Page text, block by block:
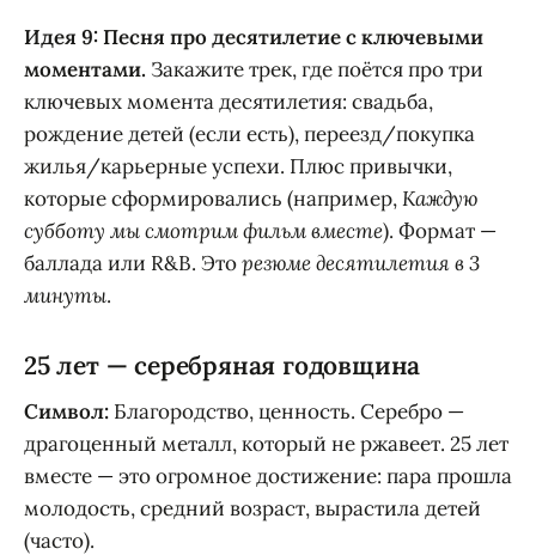
Идея 9: Песня про десятилетие с ключевыми
моментами. Закажите трек, где поётся про три
ключевых момента десятилетия: свадьба,
рождение детей (если есть), переезд/покупка
жилья/карьерные успехи. Плюс привычки,
которые сформировались (например,Каждую
субботу мы смотрим фильм вместе). Формат —
баллада или R&B. Эторезюме десятилетия в 3
минуты.
25 лет — серебряная годовщина
Символ: Благородство, ценность. Серебро —
драгоценный металл, который не ржавеет. 25 лет
вместе — это огромное достижение: пара прошла
молодость, средний возраст, вырастила детей
(часто).